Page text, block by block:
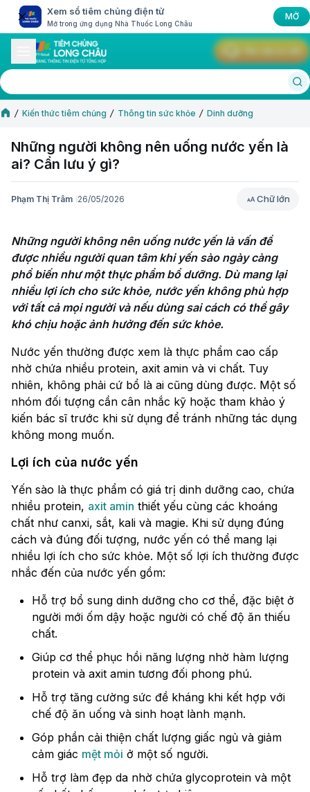
Xem sổ tiêm chủng điện tử
Mở trong ứng dụng Nhà Thuốc Long Châu
MỞ
Kiến thức tiêm chủng Thông tin sức khỏe Dinh dưỡng
Những người không nên uống nước yến là
ai? Cần lưu ý gì?
Phạm Thị Trâm 26/05/2026 Chữ lớn
Chữ lớn
Những người không nên uống nước yến là vấn đề
được nhiều người quan tâm khi yến sào ngày càng
phổ biến như một thực phẩm bổ dưỡng. Dù mang lại
nhiều lợi ích cho sức khỏe, nước yến không phù hợp
với tất cả mọi người và nếu dùng sai cách có thể gây
khó chịu hoặc ảnh hưởng đến sức khỏe.
Nước yến thường được xem là thực phẩm cao cấp
nhờ chứa nhiều protein, axit amin và vi chất. Tuy
nhiên, không phải cứ bổ là ai cũng dùng được. Một số
nhóm đối tượng cần cân nhắc kỹ hoặc tham khảo ý
kiến bác sĩ trước khi sử dụng để tránh những tác dụng
không mong muốn.
Lợi ích của nước yến
Yến sào là thực phẩm có giá trị dinh dưỡng cao, chứa
nhiều protein, axit amin thiết yếu cùng các khoáng
chất như canxi, sắt, kali và magie. Khi sử dụng đúng
cách và đúng đối tượng, nước yến có thể mang lại
nhiều lợi ích cho sức khỏe. Một số lợi ích thường được
nhắc đến của nước yến gồm:
Hỗ trợ bổ sung dinh dưỡng cho cơ thể, đặc biệt ở
người mới ốm dậy hoặc người có chế độ ăn thiếu
chất.
Giúp cơ thể phục hồi năng lượng nhờ hàm lượng
protein và axit amin tương đối phong phú.
Hỗ trợ tăng cường sức đề kháng khi kết hợp với
chế độ ăn uống và sinh hoạt lành mạnh.
Góp phần cải thiện chất lượng giấc ngủ và giảm
cảm giác mệt mỏi ở một số người.
Hỗ trợ làm đẹp da nhờ chứa glycoprotein và một